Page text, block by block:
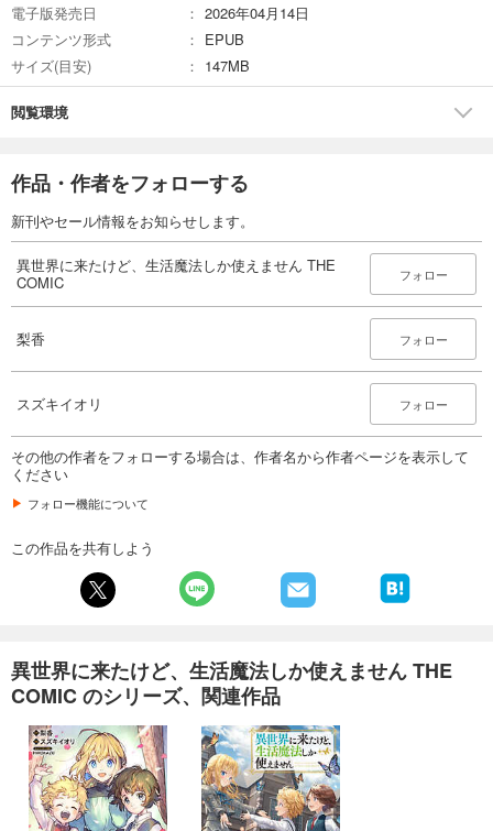
電子版発売日
2026年04月14日
コンテンツ形式
EPUB
サイズ(目安)
147MB
閲覧環境
作品・作者をフォローする
新刊やセール情報をお知らせします。
異世界に来たけど、生活魔法しか使えません THE
COMIC
フォロー
梨香 フォロー
スズキイオリ フォロー
その他の作者をフォローする場合は、作者名から作者ページを表示して
ください
フォロー機能について
この作品を共有しよう
異世界に来たけど、生活魔法しか使えません THE
COMIC のシリーズ、関連作品